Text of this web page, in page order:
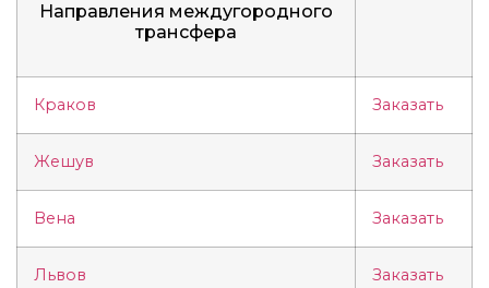
Направления междугородного
трансфера
Краков Заказать
Жешув Заказать
Вена Заказать
Львов Заказать